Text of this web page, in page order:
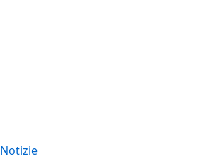
Notizie